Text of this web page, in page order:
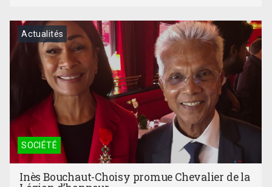
SOCIÉTÉ
Actualités
Inès Bouchaut-Choisy promue Chevalier de la